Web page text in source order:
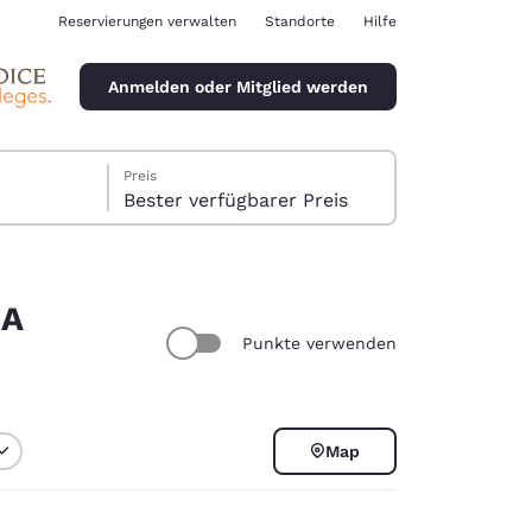
Reservierungen verwalten Standorte Hilfe
Anmelden oder Mitglied werden
Preis
Bester verfügbarer Preis
Punkte verwenden
Map